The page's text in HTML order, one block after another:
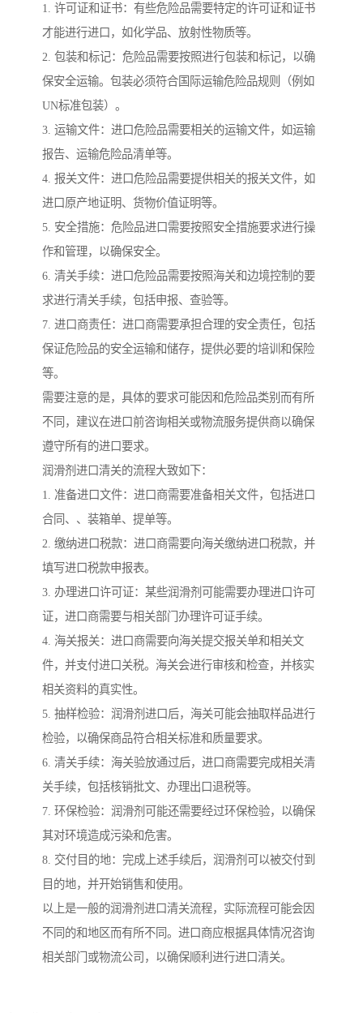
1. 许可证和证书：有些危险品需要特定的许可证和证书
才能进行进口，如化学品、放射性物质等。
2. 包装和标记：危险品需要按照进行包装和标记，以确
保安全运输。包装必须符合国际运输危险品规则（例如
UN标准包装）。
3. 运输文件：进口危险品需要相关的运输文件，如运输
报告、运输危险品清单等。
4. 报关文件：进口危险品需要提供相关的报关文件，如
进口原产地证明、货物价值证明等。
5. 安全措施：危险品进口需要按照安全措施要求进行操
作和管理，以确保安全。
6. 清关手续：进口危险品需要按照海关和边境控制的要
求进行清关手续，包括申报、查验等。
7. 进口商责任：进口商需要承担合理的安全责任，包括
保证危险品的安全运输和储存，提供必要的培训和保险
等。
需要注意的是，具体的要求可能因和危险品类别而有所
不同，建议在进口前咨询相关或物流服务提供商以确保
遵守所有的进口要求。
润滑剂进口清关的流程大致如下：
1. 准备进口文件：进口商需要准备相关文件，包括进口
合同、、装箱单、提单等。
2. 缴纳进口税款：进口商需要向海关缴纳进口税款，并
填写进口税款申报表。
3. 办理进口许可证：某些润滑剂可能需要办理进口许可
证，进口商需要与相关部门办理许可证手续。
4. 海关报关：进口商需要向海关提交报关单和相关文
件，并支付进口关税。海关会进行审核和检查，并核实
相关资料的真实性。
5. 抽样检验：润滑剂进口后，海关可能会抽取样品进行
检验，以确保商品符合相关标准和质量要求。
6. 清关手续：海关验放通过后，进口商需要完成相关清
关手续，包括核销批文、办理出口退税等。
7. 环保检验：润滑剂可能还需要经过环保检验，以确保
其对环境造成污染和危害。
8. 交付目的地：完成上述手续后，润滑剂可以被交付到
目的地，并开始销售和使用。
以上是一般的润滑剂进口清关流程，实际流程可能会因
不同的和地区而有所不同。进口商应根据具体情况咨询
相关部门或物流公司，以确保顺利进行进口清关。